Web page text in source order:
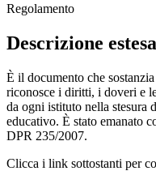
Regolamento
Descrizione estesa
È il documento che
riconosce i diritti, i doveri e
da ogni istituto nella stesura
educativo. È stato emanato
DPR 235/2007.
Clicca i link sottostanti per